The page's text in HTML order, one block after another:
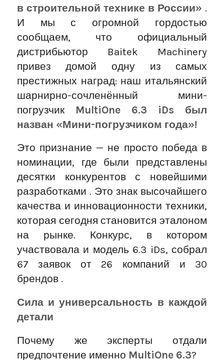
в строительной технике в России» .
И мы с огромной гордостью
сообщаем, что официальный
дистрибьютор Baitek Machinery
привез домой одну из самых
престижных наград: наш итальянский
шарнирно-сочленённый мини-
погрузчик MultiOne 6.3 iDs был
назван «Мини-погрузчиком года»!
Это признание — не просто победа в
номинации, где были представлены
десятки конкурентов с новейшими
разработками . Это знак высочайшего
качества и инновационности техники,
которая сегодня становится эталоном
на рынке. Конкурс, в котором
участвовала и модель 6.3 iDs, собрал
67 заявок от 26 компаний и 30
брендов .
Сила и универсальность в каждой
детали
Почему же эксперты отдали
предпочтение именно MultiOne 6.3?